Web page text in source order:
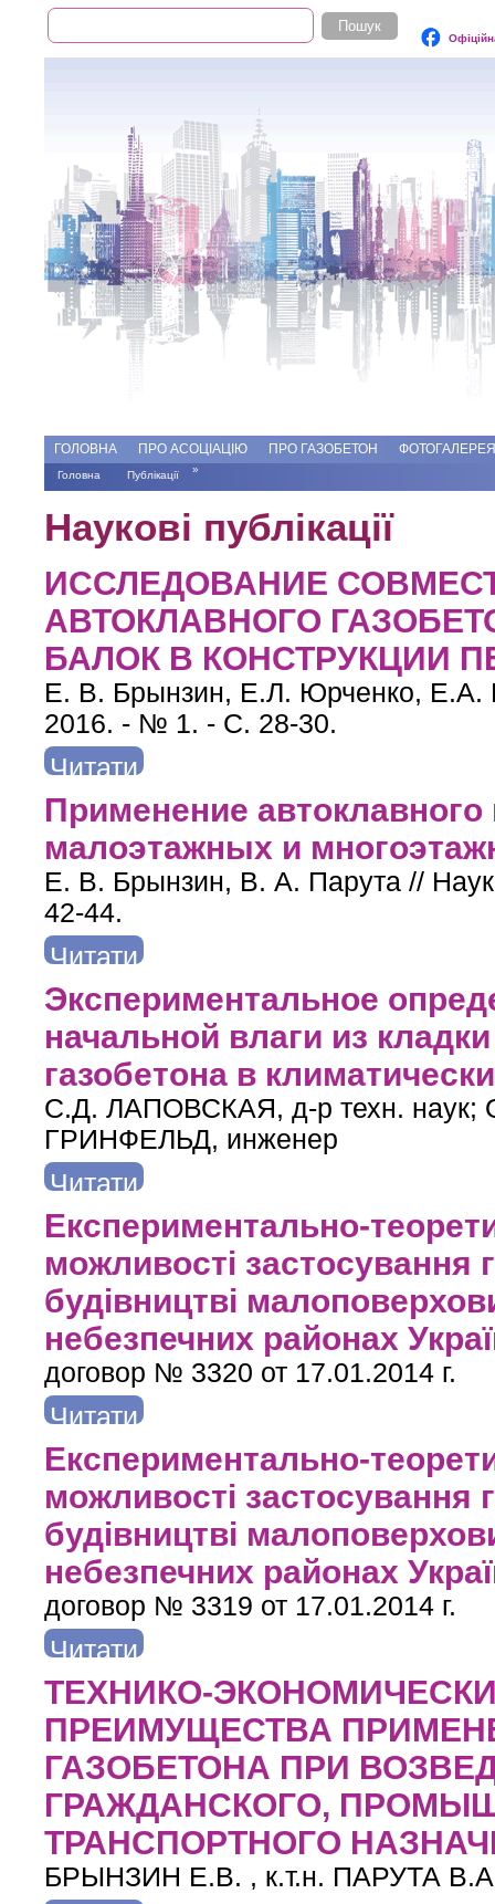
Пошукова форма
Пошук
ГОЛОВНА ПРО АСОЦІАЦІЮ ПРО ГАЗОБЕТОН ФОТОГАЛЕРЕЯ
Ви є тут
Головна »
Публікації
Наукові публікації
ИССЛЕДОВАНИЕ
АВТОКЛАВНОГО
БАЛОК В КОНСТРУКЦИИ
Е. В. Брынзин, Е.Л. Юрченко, Е.А.
2016. - № 1. - С. 28-30.
Читати
далі
Применение автоклавного
малоэтажных и
Е. В. Брынзин, В. А. Парута //
42-44.
Читати
далі
Экспериментальное
начальной влаги из
газобетона в
С.Д. ЛАПОВСКАЯ, д-р техн.
ГРИНФЕЛЬД, инженер
Читати
далі
Експериментально-
можливості застосування
будівництві
небезпечних районах
договор № 3320 от 17.01.2014 г.
Читати
далі
будинків в
Експериментально-
можливості застосування
будівництві
небезпечних районах
договор № 3319 от 17.01.2014 г.
Читати
далі
будинків в
ТЕХНИКО-
ПРЕИМУЩЕСТВА
ГАЗОБЕТОНА ПРИ
ГРАЖДАНСКОГО,
ТРАНСПОРТНОГО
БРЫНЗИН Е.В. , к.т.н. ПАРУТА